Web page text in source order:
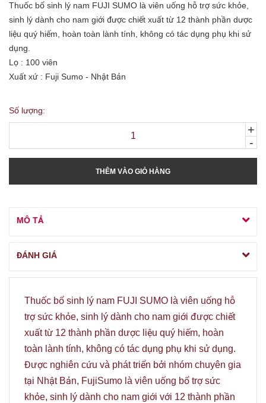
Thuốc bổ sinh lý nam FUJI SUMO là viên uống hỗ trợ sức khỏe,
sinh lý dành cho nam giới được chiết xuất từ 12 thành phần dược
liệu quý hiếm, hoàn toàn lành tính, không có tác dụng phụ khi sử
dụng.
Lọ : 100 viên
Xuất xứ : Fuji Sumo - Nhật Bản
Số lượng:
-
+
THÊM VÀO GIỎ HÀNG
MÔ TẢ
ĐÁNH GIÁ
Thuốc bổ sinh lý nam FUJI SUMO là viên uống hỗ
trợ sức khỏe, sinh lý dành cho nam giới được chiết
xuất từ 12 thành phần dược liệu quý hiếm, hoàn
toàn lành tính, không có tác dụng phụ khi sử dụng.
Được nghiên cứu và phát triển bởi nhóm chuyên gia
tại Nhật Bản, FujiSumo là viên uống bổ trợ sức
khỏe, sinh lý dành cho nam giới với 12 thành phần